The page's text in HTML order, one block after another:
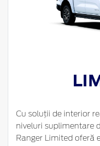
Cu soluții de interior
niveluri suplimentare
Ranger Limited oferă